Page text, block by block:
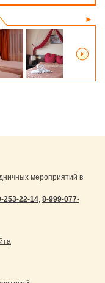
►
мероприятий в
253-22-14, 8-999-077-